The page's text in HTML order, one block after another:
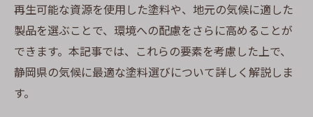
再生可能な資源を使用した塗料や、地元の気候に適した
製品を選ぶことで、環境への配慮をさらに高めることが
できます。本記事では、これらの要素を考慮した上で、
静岡県の気候に最適な塗料選びについて詳しく解説しま
す。